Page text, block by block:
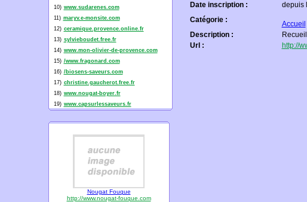
10) www.sudarenes.com
11) maryv.e-monsite.com
12) ceramique.provence.online.fr
13) sylvieboudet.free.fr
14) www.mon-olivier-de-provence.com
15) /www.fragonard.com
16) /biosens-saveurs.com
17) christine.gaucherot.free.fr
18) www.nougat-boyer.fr
19) www.capsurlessaveurs.fr
Nougat Fouque
http://www.nougat-fouque.com
Date inscription :
depuis
Catégorie :
Accueil
Description :
Url :
http://